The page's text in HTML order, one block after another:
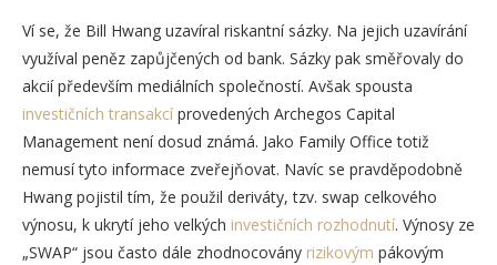
Ví se, že Bill Hwang uzavíral riskantní sázky. Na jejich uzavírání
využíval peněz zapůjčených od bank. Sázky pak směřovaly do
akcií především mediálních společností. Avšak spousta
investičních transakcí provedených Archegos Capital
Management není dosud známá. Jako Family Office totiž
nemusí tyto informace zveřejňovat. Navíc se pravděpodobně
Hwang pojistil tím, že použil deriváty, tzv. swap celkového
výnosu, k ukrytí jeho velkých investičních rozhodnutí. Výnosy ze
„SWAP“ jsou často dále zhodnocovány rizikovým pákovým